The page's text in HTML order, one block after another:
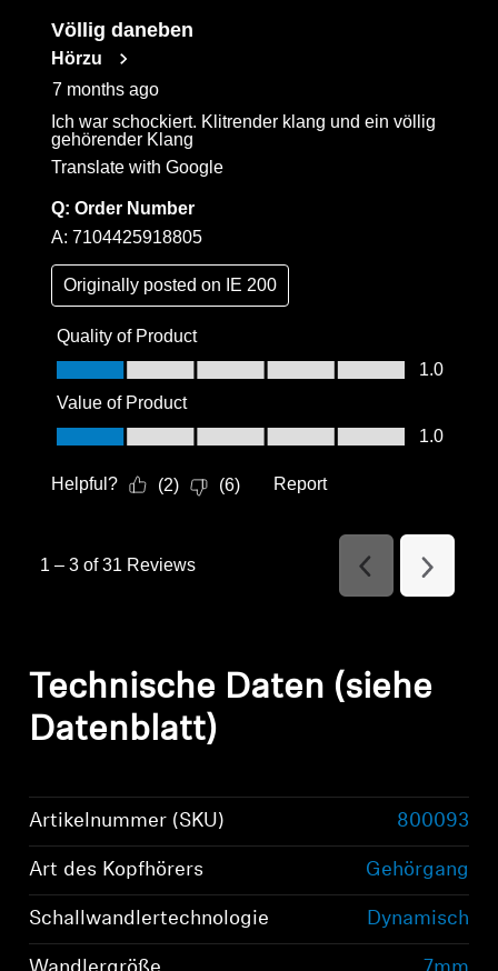
Völlig daneben
Hörzu
7 months ago
Ich war schockiert. Klitrender klang und ein völlig
gehörender Klang
Translate with Google
Q: Order Number
A: 7104425918805
Originally posted on IE 200
Quality of Product
Quality of Product, 1.0 out of 5
1.0
Value of Product
Value of Product, 1.0 out of 5
1.0
Helpful? (2) (6) Report
1 – 3 of 31 Reviews
Previous
Reviews
Next
Reviews
Technische Daten (siehe
Datenblatt)
Artikelnummer (SKU) 800093
Art des Kopfhörers Gehörgang
Schallwandlertechnologie Dynamisch